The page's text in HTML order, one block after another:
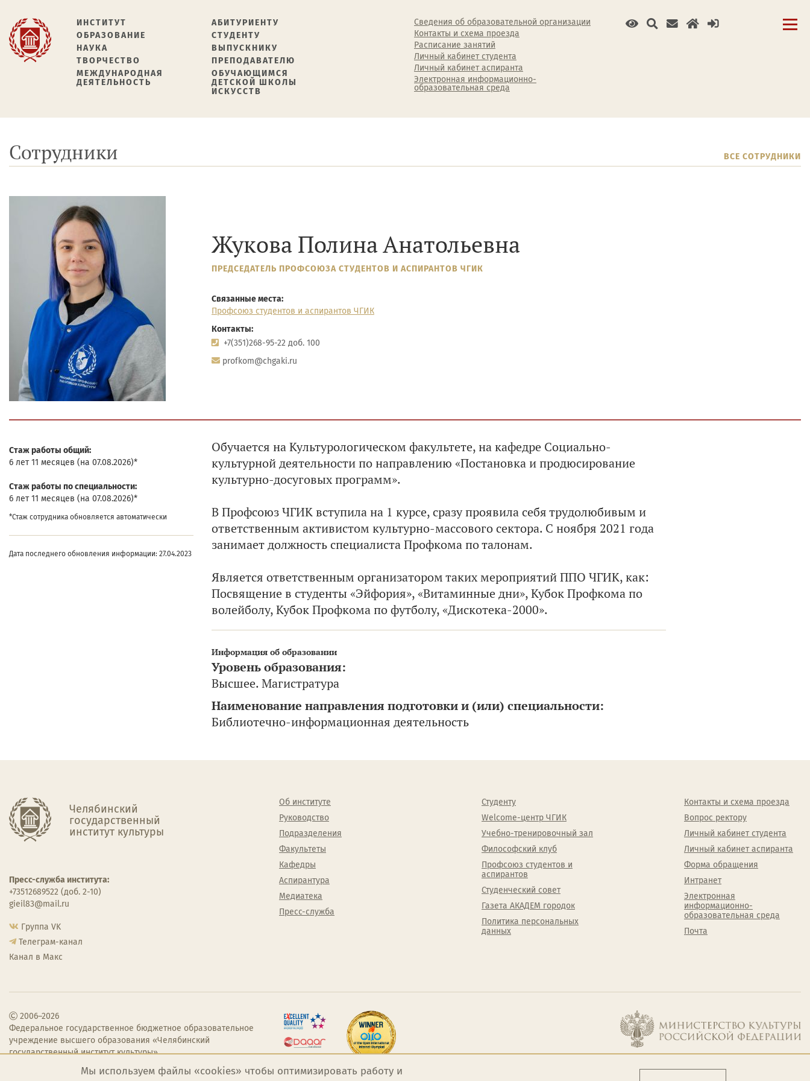
ИНСТИТУТ
ОБРАЗОВАНИЕ
НАУКА
ТВОРЧЕСТВО
МЕЖДУНАРОДНАЯ
ДЕЯТЕЛЬНОСТЬ
АБИТУРИЕНТУ
СТУДЕНТУ
ВЫПУСКНИКУ
ПРЕПОДАВАТЕЛЮ
ОБУЧАЮЩИМСЯ
ДЕТСКОЙ ШКОЛЫ
ИСКУССТВ
Сведения об образовательной организации
Контакты и схема проезда
Расписание занятий
Личный кабинет студента
Личный кабинет аспиранта
Электронная информационно-
образовательная среда
Сотрудники ВСЕ СОТРУДНИКИ
Жукова Полина Анатольевна
ПРЕДСЕДАТЕЛЬ ПРОФСОЮЗА СТУДЕНТОВ И АСПИРАНТОВ ЧГИК
Связанные места:
Профсоюз студентов и аспирантов ЧГИК
Контакты:
+7(351)268-95-22 доб. 100
profkom@chgaki.ru
Cтаж работы общий:
6 лет 11 месяцев (на 07.08.2026)*
Cтаж работы по специальности:
6 лет 11 месяцев (на 07.08.2026)*
*Стаж сотрудника обновляется автоматически
Дата последнего обновления информации: 27.04.2023
Обучается на Культурологическом факультете, на кафедре Социально-
культурной деятельности по направлению «Постановка и продюсирование
культурно-досуговых программ».
В Профсоюз ЧГИК вступила на 1 курсе, сразу проявила себя трудолюбивым и
ответственным активистом культурно-массового сектора. С ноября 2021 года
занимает должность специалиста Профкома по талонам.
Является ответственным организатором таких мероприятий ППО ЧГИК, как:
Посвящение в студенты «Эйфория», «Витаминные дни», Кубок Профкома по
волейболу, Кубок Профкома по футболу, «Дискотека-2000».
Информация об образовании
Уровень образования:
Высшее. Магистратура
Наименование направления подготовки и (или) специальности:
Библиотечно-информационная деятельность
Челябинский
государственный
институт культуры
Пресс-служба института:
+73512689522 (доб. 2-10)
gieil83@mail.ru
Группа VK
Телеграм-канал
Канал в Макс
Об институте
Руководство
Подразделения
Факультеты
Кафедры
Аспирантура
Медиатека
Пресс-служба
Студенту
Welcome-центр ЧГИК
Учебно-тренировочный зал
Философский клуб
Профсоюз студентов и
аспирантов
Студенческий совет
Газета АКАДЕМ городок
Политика персональных
данных
Контакты и схема проезда
Вопрос ректору
Личный кабинет студента
Личный кабинет аспиранта
Форма обращения
Интранет
Электронная
информационно-
образовательная среда
Почта
2006–2026
Федеральное государственное бюджетное образовательное
учреждение высшего образования «Челябинский
государственный институт культуры»
Мы используем файлы «cookies» чтобы оптимизировать работу и